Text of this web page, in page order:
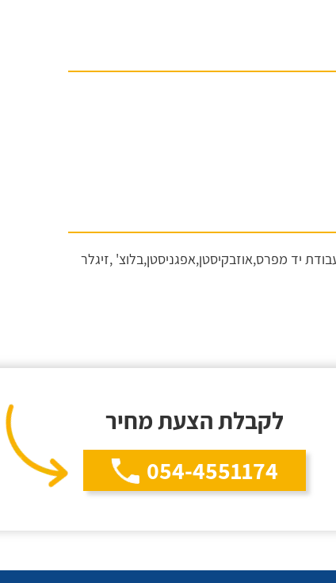
יד מפרס,אוזבקיסטן,אפגניסטן,בלוצ' ,זיגלר
לקבלת הצעת מחיר
054-4551174